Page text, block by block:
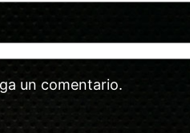
un comentario.